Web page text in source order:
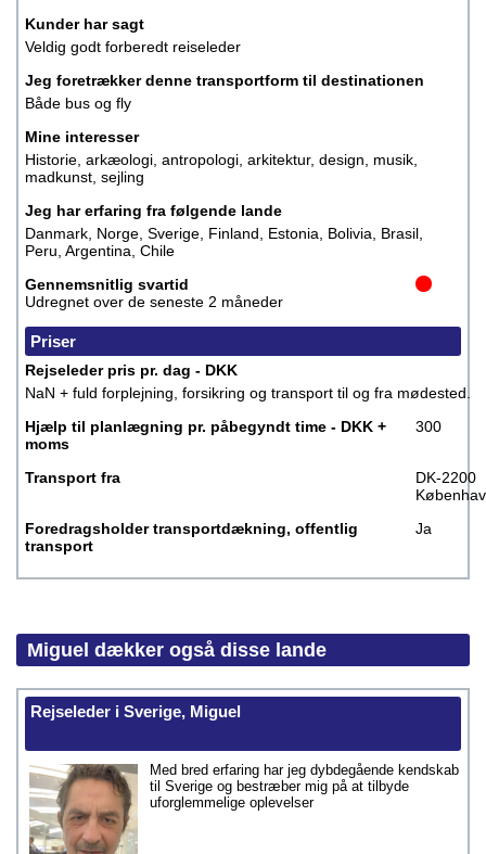
Kunder har sagt
Veldig godt forberedt reiseleder
Jeg foretrækker denne transportform til destinationen
Både bus og fly
Mine interesser
Historie, arkæologi, antropologi, arkitektur, design, musik,
madkunst, sejling
Jeg har erfaring fra følgende lande
Danmark, Norge, Sverige, Finland, Estonia, Bolivia, Brasil,
Peru, Argentina, Chile
Gennemsnitlig svartid
Udregnet over de seneste 2 måneder
Priser
Rejseleder pris pr. dag - DKK
NaN + fuld forplejning, forsikring og transport til og fra mødested.
Hjælp til planlægning pr. påbegyndt time - DKK +
moms
300
Transport fra
DK-2200
Foredragsholder transportdækning, offentlig
transport
Ja
Miguel dækker også disse lande
Rejseleder i Sverige, Miguel
Med bred erfaring har jeg dybdegående kendskab
til Sverige og bestræber mig på at tilbyde
uforglemmelige oplevelser